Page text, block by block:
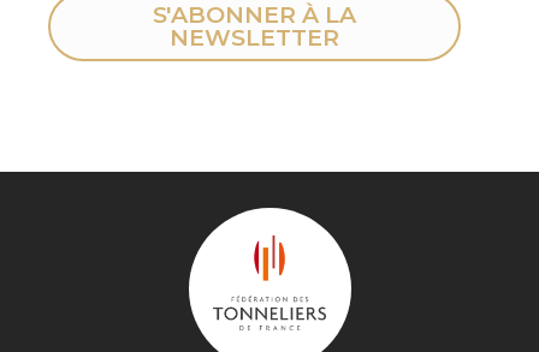
S'ABONNER À LA
NEWSLETTER